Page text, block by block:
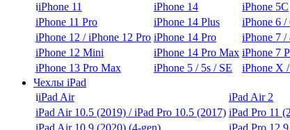
iiPhone 11 iPhone 14 iPhone 5C
iPhone 11 Pro
iPhone 14 Plus iPhone 6 /
iPhone 12 / iPhone 12 Pro iPhone 14 Pro iPhone 7 /
iPhone 12 Mini
iPhone 14 Pro Max iPhone 7
iPhone 13 Pro Max
iPhone 5 / 5s / SE
iPhone X
Чехлы iPad
iiPad Air iPad Air 2
iPad Air 10.5 (2019) / iPad Pro 10.5 (2017) iPad Pro 11
iPad Air 10.9 (2020) (4-gen)
iPad Pro